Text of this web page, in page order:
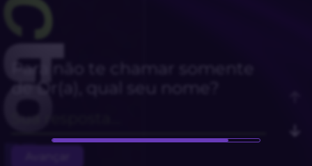
Para não te chamar somente
de Dr(a), qual seu nome?